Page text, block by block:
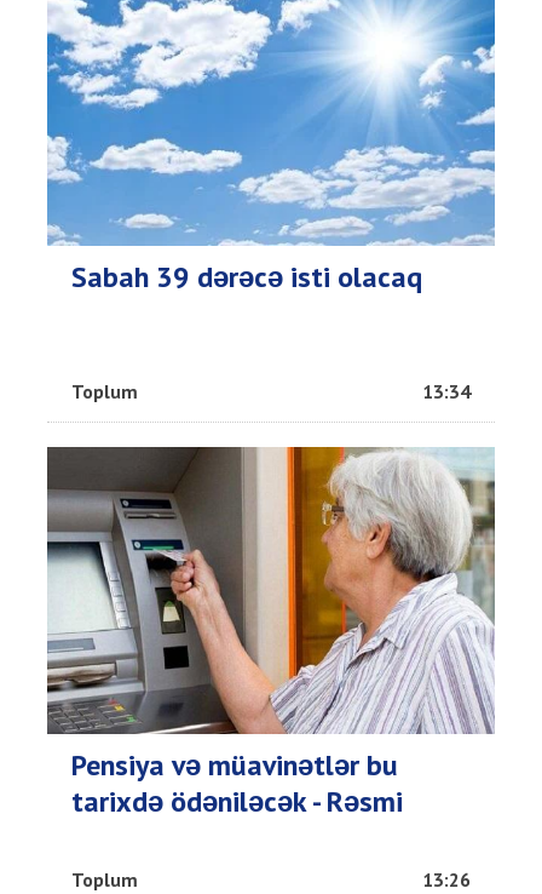
Sabah 39 dərəcə isti olacaq
Toplum 13:34
Pensiya və müavinətlər bu
tarixdə ödəniləcək - Rəsmi
Toplum 13:26